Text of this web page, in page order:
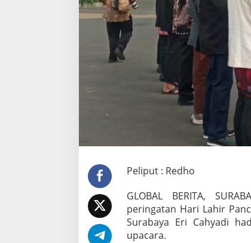
S
u
r
b
a
n
i
a
i
Peliput : Redho
GLOBAL BERITA,
peringatan Hari Lahir
Surabaya Eri Cahyadi
upacara.